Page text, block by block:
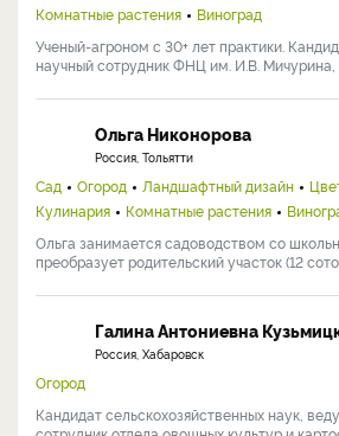
Комнатные растения
Виноград
Ученый-агроном с 30+ лет практики.
научный сотрудник ФНЦ им. И.В. Мичурина, ...
Ольга Никонорова
Россия, Тольятти
Сад Огород Ландшафтный дизайн
Кулинария
Комнатные растения
Ольга занимается садоводством со
преобразует родительский участок (12
Галина Антониевна
Россия, Хабаровск
Огород
Кандидат сельскохозяйственных наук,